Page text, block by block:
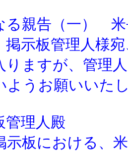
る親告（一） 米
掲示板管理人様
りますが、管理
ようお願いいた
管理人殿
示板における、